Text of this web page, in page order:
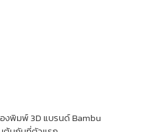
งพิมพ์ 3D แบรนด์ Bambu